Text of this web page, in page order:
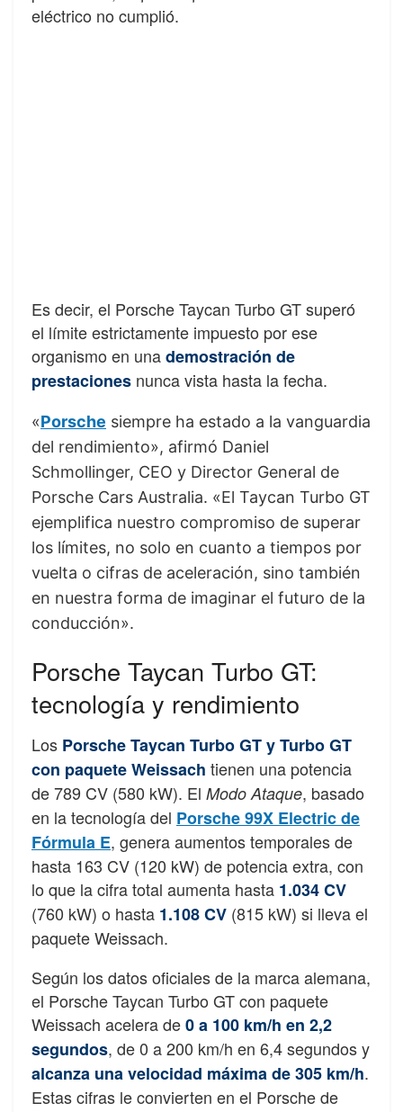
eléctrico no cumplió.
Es decir, el Porsche Taycan Turbo GT superó
el límite estrictamente impuesto por ese
organismo en unademostración de
prestaciones nunca vista hasta la fecha.
«Porsche siempre ha estado a la vanguardia
del rendimiento», afirmó Daniel
Schmollinger, CEO y Director General de
Porsche Cars Australia. «El Taycan Turbo GT
ejemplifica nuestro compromiso de superar
los límites, no solo en cuanto a tiempos por
vuelta o cifras de aceleración, sino también
en nuestra forma de imaginar el futuro de la
conducción».
Porsche Taycan Turbo GT:
tecnología y rendimiento
Los Porsche Taycan Turbo GT y Turbo GT
con paquete Weissach tienen una potencia
de 789 CV (580 kW). El Modo Ataque, basado
en la tecnología del Porsche 99X Electric de
Fórmula E, genera aumentos temporales de
hasta 163 CV (120 kW) de potencia extra, con
lo que la cifra total aumenta hasta 1.034 CV
(760 kW) o hasta 1.108 CV (815 kW) si lleva el
paquete Weissach.
Según los datos oficiales de la marca alemana,
el Porsche Taycan Turbo GT con paquete
Weissach acelera de0 a 100 km/h en 2,2
segundos, de 0 a 200 km/h en 6,4 segundos y
alcanza una velocidad máxima de 305 km/h.
Estas cifras le convierten en el Porsche de